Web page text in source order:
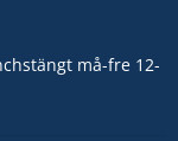
må-fre 12-